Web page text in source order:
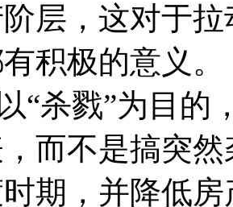
层，这对于
积极的意义。
“杀戮”为目的
而不是搞突
期，并降低